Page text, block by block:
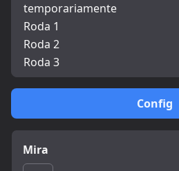
Config
Mira
temporariamente
Roda 1
Roda 2
Roda 3